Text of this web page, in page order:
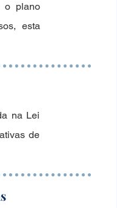
o plano
esta
na Lei
de